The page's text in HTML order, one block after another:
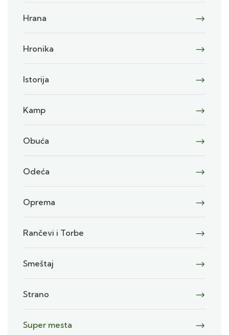
Hrana
Hronika
Istorija
Kamp
Obuća
Odeća
Oprema
Rančevi i Torbe
Smeštaj
Strano
Super mesta